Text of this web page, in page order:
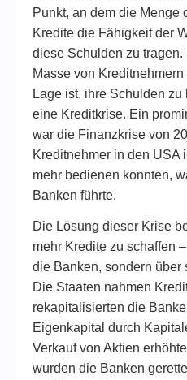
Punkt, an dem die Menge
Kredite die Fähigkeit der
diese Schulden zu
Masse von
Lage ist, ihre Schulden
eine Kreditkrise. Ein
war die Finanzkrise von
Kreditnehmer in den USA
mehr bedienen konnten,
Banken führte.
Die Lösung dieser Krise
mehr Kredite zu schaffen
die Banken, sondern über
Die Staaten nahmen
rekapitalisierten die
Eigenkapital durch
Verkauf von Aktien
wurden die Banken